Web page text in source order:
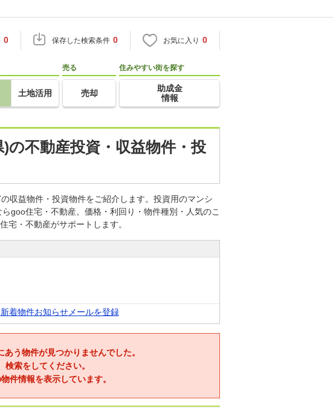
0 保存した検索条件 0 お気に入り 0
土地活用
売る
売却
住みやすい街を探す
助成金
情報
の不動産投資・収益物件・投
収益物件・投資物件をご紹介します。投資用のマンシ
goo住宅・不動産。価格・利回り・物件種別・人気のこ
宅・不動産がサポートします。
新着物件お知らせメールを登録
う物件が見つかりませんでした。
索をしてください。
件情報を表示しています。